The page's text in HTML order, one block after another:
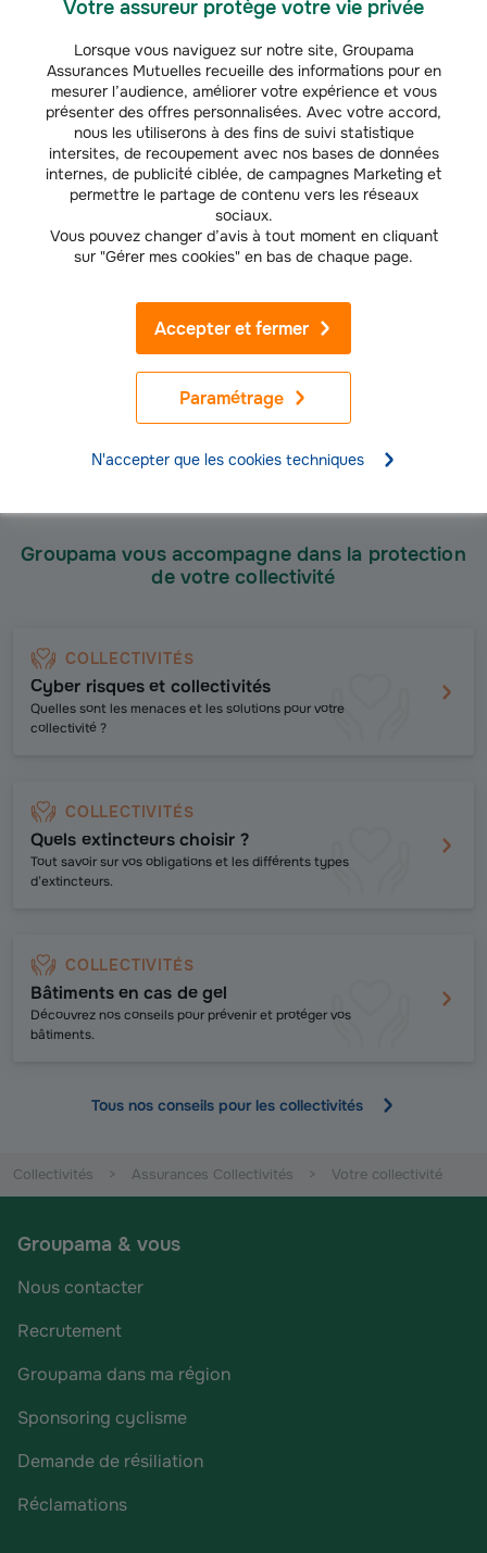
Votre assureur protège votre vie privée
Lorsque vous naviguez sur notre site, Groupama
Assurances Mutuelles recueille des informations pour en
mesurer l’audience, améliorer votre expérience et vous
présenter des offres personnalisées. Avec votre accord,
nous les utiliserons à des fins de suivi statistique
intersites, de recoupement avec nos bases de données
internes, de publicité ciblée, de campagnes Marketing et
permettre le partage de contenu vers les réseaux
sociaux.
Vous pouvez changer d’avis à tout moment en cliquant
sur "Gérer mes cookies" en bas de chaque page.
Paramétrage
Accepter et fermer
N'accepter que les cookies techniques
ENTREPRISES, COLLECTIVITÉS &
PROS
Prévention flottes auto : réduisez vos risques routiers
Grâce à des actions de prévention et de sensibilisation aux risques
routiers, réduisez avec Groupama l’exposition de vos conducteurs
aux risques d’accidents et étudiez la mise en place d’un plan de
prévention adapté.
Découvrir notre offre
Le CIGAC - L’instant Prévention :
les prestations diverses
Découvrez un éventail très large de ce
que nous proposons en prévention.
Groupama vous accompagne dans la protection
de votre collectivité
COLLECTIVITÉS
Cyber risques et collectivités
Quelles sont les menaces et les solutions pour votre
collectivité ?
COLLECTIVITÉS
Quels extincteurs choisir ?
Tout savoir sur vos obligations et les différents types
d’extincteurs.
COLLECTIVITÉS
Bâtiments en cas de gel
Découvrez nos conseils pour prévenir et protéger vos
bâtiments.
Tous nos conseils pour les collectivités
Collectivités Assurances Collectivités Votre collectivité
Groupama & vous
Nous contacter
Recrutement
Groupama dans ma région
Sponsoring cyclisme
Demande de résiliation
Réclamations